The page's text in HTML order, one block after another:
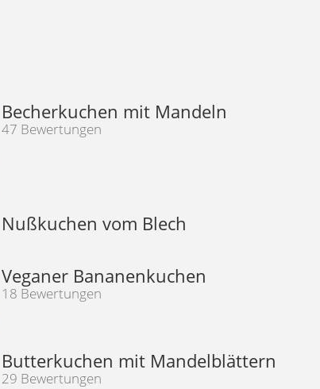
Becherkuchen mit Mandeln
47 Bewertungen
Nußkuchen vom Blech
Veganer Bananenkuchen
18 Bewertungen
Butterkuchen mit Mandelblättern
29 Bewertungen